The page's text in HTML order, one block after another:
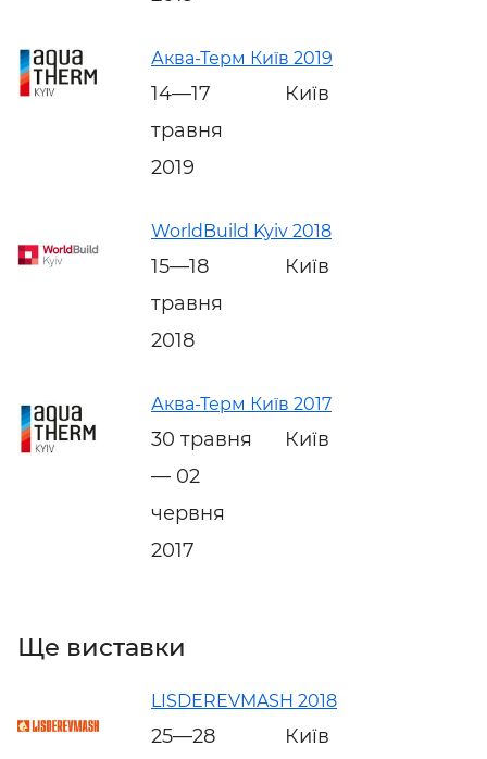
Аква-Терм Київ 2019
14—17
травня
2019
Київ
WorldBuild Kyiv 2018
15—18
травня
2018
Київ
Аква-Терм Київ 2017
30 травня
— 02
червня
2017
Київ
Ще виставки
LISDEREVMASH 2018
25—28
Київ